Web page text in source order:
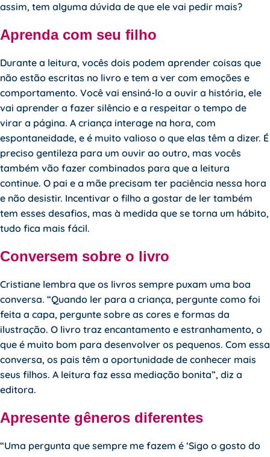
assim, tem alguma dúvida de que ele vai pedir mais?
Aprenda com seu filho
Durante a leitura, vocês dois podem aprender coisas que
não estão escritas no livro e tem a ver com emoções e
comportamento. Você vai ensiná-lo a ouvir a história, ele
vai aprender a fazer silêncio e a respeitar o tempo de
virar a página. A criança interage na hora, com
espontaneidade, e é muito valioso o que elas têm a dizer. É
preciso gentileza para um ouvir ao outro, mas vocês
também vão fazer combinados para que a leitura
continue. O pai e a mãe precisam ter paciência nessa hora
e não desistir. Incentivar o filho a gostar de ler também
tem esses desafios, mas à medida que se torna um hábito,
tudo fica mais fácil.
Conversem sobre o livro
Cristiane lembra que os livros sempre puxam uma boa
conversa. “Quando ler para a criança, pergunte como foi
feita a capa, pergunte sobre as cores e formas da
ilustração. O livro traz encantamento e estranhamento, o
que é muito bom para desenvolver os pequenos. Com essa
conversa, os pais têm a oportunidade de conhecer mais
seus filhos. A leitura faz essa mediação bonita”, diz a
editora.
Apresente gêneros diferentes
“Uma pergunta que sempre me fazem é ‘Sigo o gosto do